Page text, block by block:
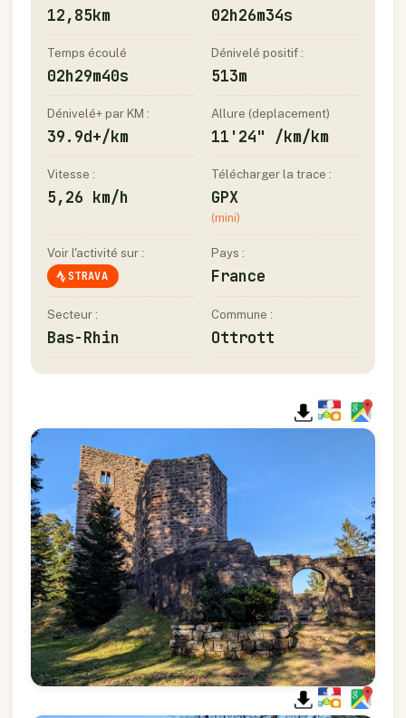
12,85km 02h26m34s
Temps écoulé
02h29m40s
Dénivelé positif :
513m
Dénivelé+ par KM :
39.9d+/km
Allure (deplacement)
11'24" /km/km
Vitesse :
5,26 km/h
Télécharger la trace :
GPX
(mini)
Voir l'activité sur :
STRAVA
Pays :
France
Secteur :
Bas-Rhin
Commune :
Ottrott